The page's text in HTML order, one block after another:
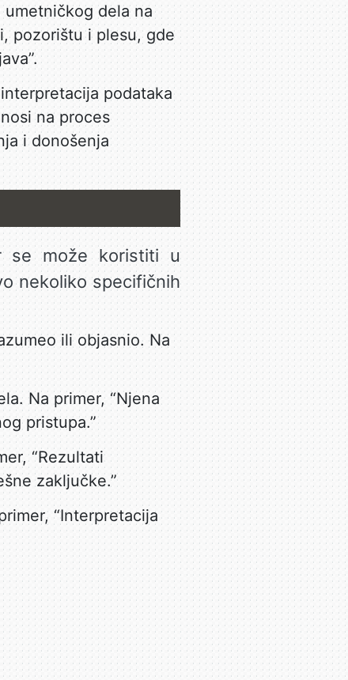
dela na
pozorištu i plesu, gde
podataka
na proces
i donošenja
može koristiti u
nekoliko specifičnih
ili objasnio. Na
Na primer, “Njena
pristupa.”
“Rezultati
zaključke.”
“Interpretacija